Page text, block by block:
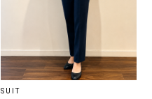
SUIT